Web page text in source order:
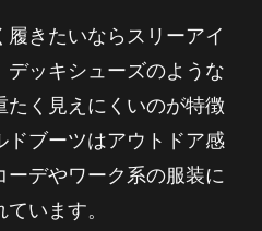
きたいならスリーアイ
デッキシューズのような
たく見えにくいのが特徴
ドブーツはアウトドア感
デやワーク系の服装に
います。